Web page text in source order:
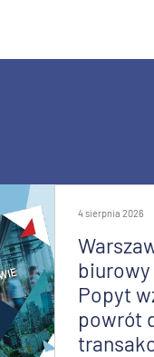
4 sierpnia 2026
biurowy
Popyt
powrót